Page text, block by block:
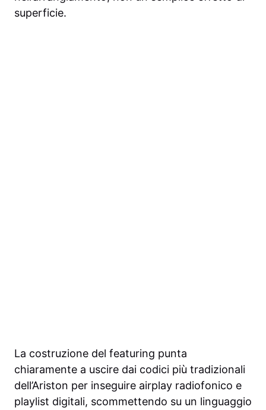
superficie.
La costruzione del featuring punta
chiaramente a uscire dai codici più tradizionali
dell’Ariston per inseguire airplay radiofonico e
playlist digitali, scommettendo su un linguaggio